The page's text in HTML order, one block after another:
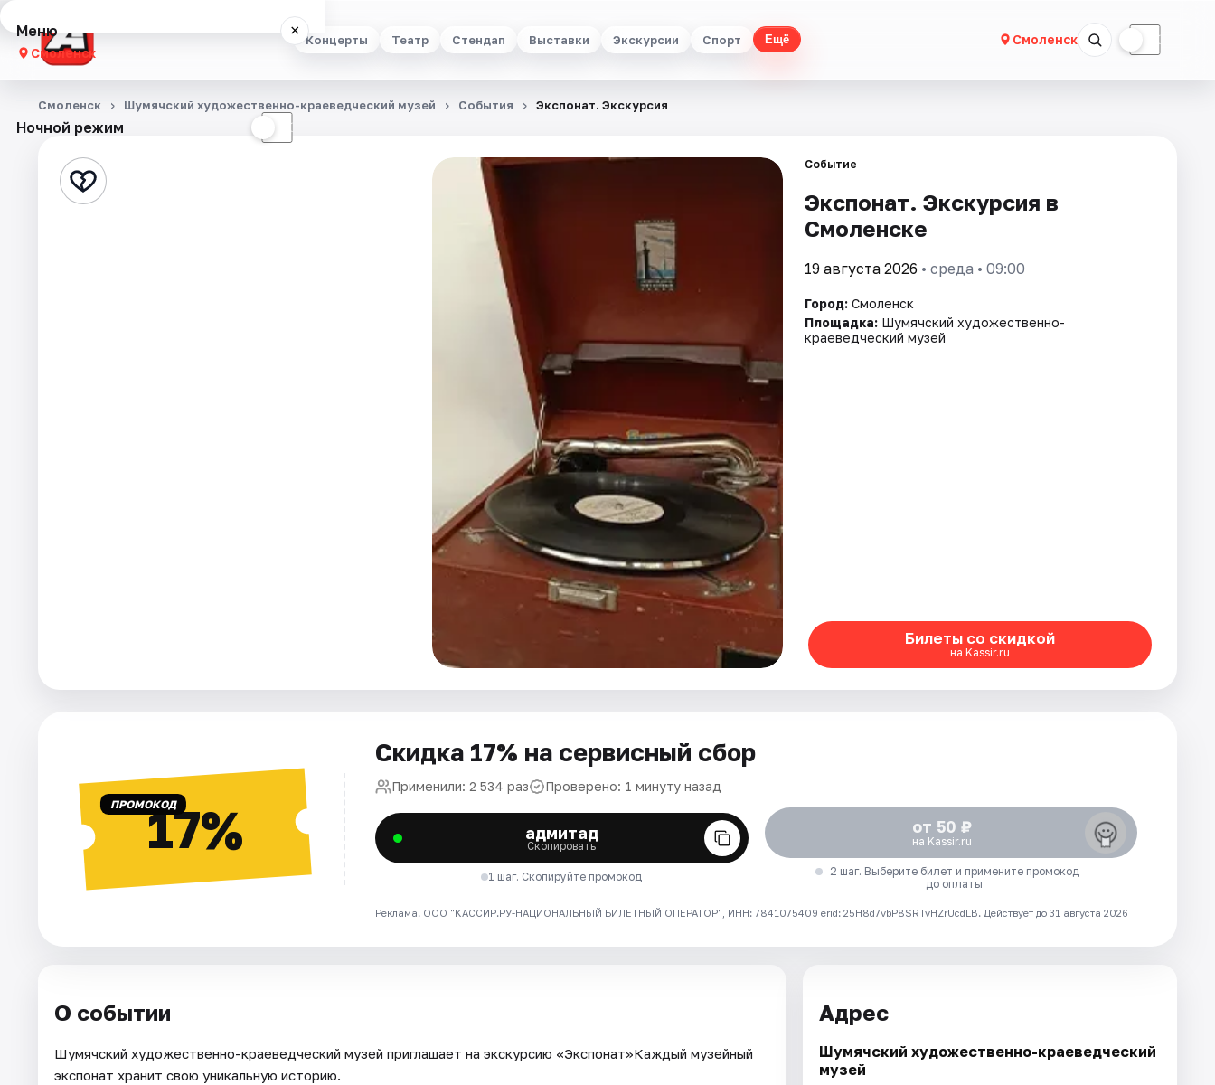
Концерты Театр Стендап Выставки Экскурсии Спорт Ещё Смоленск ☾
Меню ×
Смоленск
Концерты
Стендап
Ночной режим ☾
Смоленск Шумячский художественно-краеведческий музей События Экспонат. Экскурсия
Событие
Экспонат. Экскурсия в
Смоленске
19 августа 2026 • среда • 09:00
Город: Смоленск
Площадка: Шумячский художественно-
краеведческий музей
Билеты со скидкой
на Kassir.ru
ПРОМОКОД17%
Скидка 17% на сервисный сбор
Применили: 2 534 раз Проверено: 1 минуту назад
адмитад
Скопировать
1 шаг. Скопируйте промокод
от 50 ₽
на Kassir.ru
2 шаг. Выберите билет и примените промокод
до оплаты
Реклама. ООО "КАССИР.РУ-НАЦИОНАЛЬНЫЙ БИЛЕТНЫЙ ОПЕРАТОР", ИНН: 7841075409 erid: 25H8d7vbP8SRTvHZrUcdLB. Действует до 31 августа 2026
О событии
Шумячский художественно-краеведческий музей приглашает на экскурсию «Экспонат»Каждый музейный
экспонат хранит свою уникальную историю.
Адрес
Шумячский художественно-краеведческий
музей